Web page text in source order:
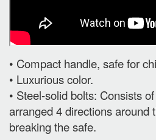
• Compact handle, safe for
• Luxurious color.
• Steel-solid bolts: Consists
arranged 4 directions around
breaking the safe.